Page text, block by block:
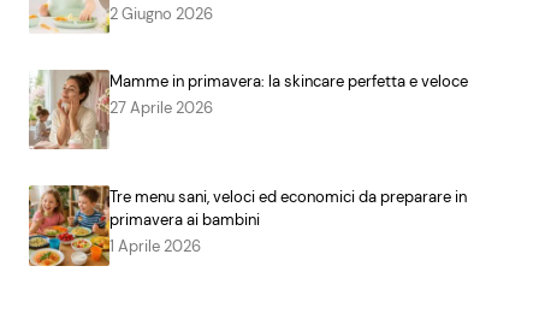
2 Giugno 2026
Mamme in primavera: la skincare perfetta e veloce
27 Aprile 2026
Tre menu sani, veloci ed economici da preparare in
primavera ai bambini
1 Aprile 2026